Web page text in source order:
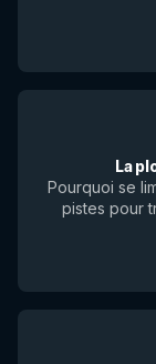
La
Pourquoi se
pistes pour